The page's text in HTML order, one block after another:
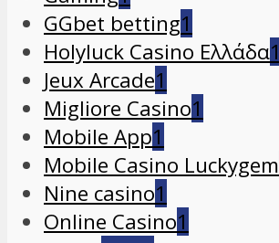
GGbet betting1
Holyluck Casino Ελλάδα1
Jeux Arcade1
Migliore Casino1
Mobile App1
Mobile Casino Luckygem
Nine casino1
Online Casino1